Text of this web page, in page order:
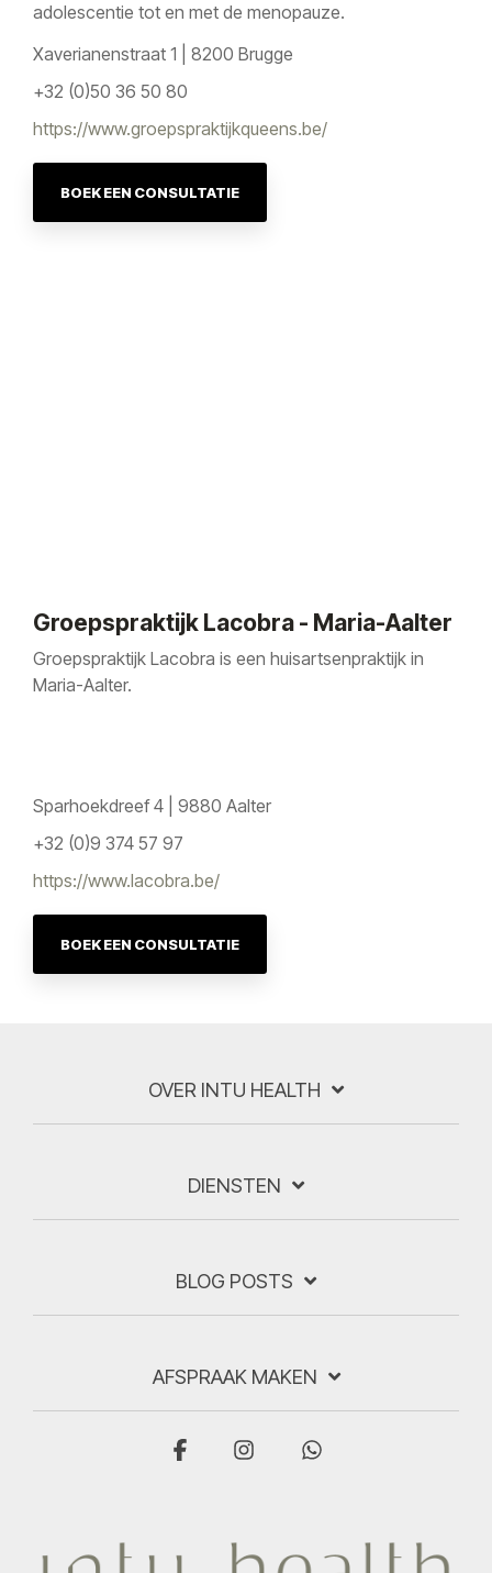
adolescentie tot en met de menopauze.
Xaverianenstraat 1 | 8200 Brugge
+32 (0)50 36 50 80
https://www.groepspraktijkqueens.be/
BOEK EEN CONSULTATIE
Groepspraktijk Lacobra - Maria-Aalter
Groepspraktijk Lacobra is een huisartsenpraktijk in
Maria-Aalter.
Sparhoekdreef 4 | 9880 Aalter
+32 (0)9 374 57 97
https://www.lacobra.be/
BOEK EEN CONSULTATIE
OVER INTU HEALTH
DIENSTEN
BLOG POSTS
AFSPRAAK MAKEN
FacebookInstagram